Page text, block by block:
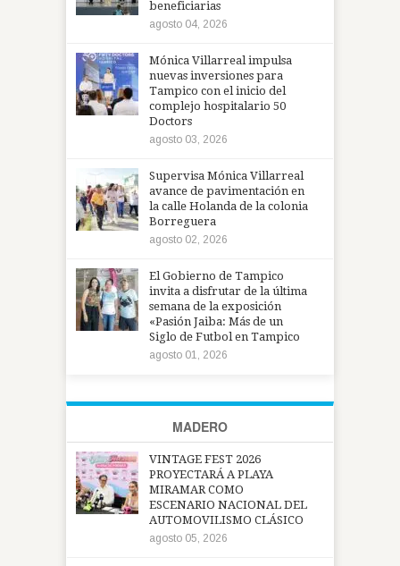
beneficiarias
agosto 04, 2026
Mónica Villarreal impulsa
nuevas inversiones para
Tampico con el inicio del
complejo hospitalario 50
Doctors
agosto 03, 2026
Supervisa Mónica Villarreal
avance de pavimentación en
la calle Holanda de la colonia
Borreguera
agosto 02, 2026
El Gobierno de Tampico
invita a disfrutar de la última
semana de la exposición
«Pasión Jaiba: Más de un
Siglo de Futbol en Tampico
agosto 01, 2026
MADERO
VINTAGE FEST 2026
PROYECTARÁ A PLAYA
MIRAMAR COMO
ESCENARIO NACIONAL DEL
AUTOMOVILISMO CLÁSICO
agosto 05, 2026